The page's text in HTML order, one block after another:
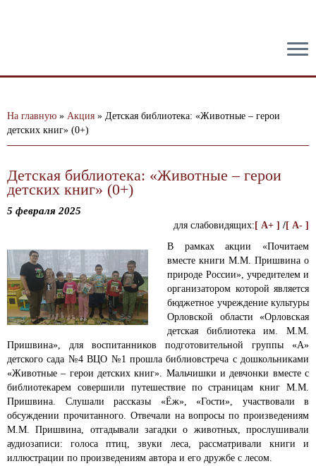
На главную » Акция » Детская библиотека: «Животные – герои
детских книг» (0+)
Детская библиотека: «Животные – герои
детских книг» (0+)
5 февраля 2025
для слабовидящих: [ A+ ] /[ A- ]
В рамках акции «Почитаем
вместе книги М.М. Пришвина о
природе России», учредителем и
организатором которой является
бюджетное учреждение культуры
Орловской области «Орловская
детская библиотека им. М.М.
Пришвина», для воспитанников подготовительной группы «А»
детского сада №4 ВЦО №1 прошла библиовстреча с дошкольниками
«Животные – герои детских книг». Мальчишки и девчонки вместе с
библиотекарем совершили путешествие по страницам книг М.М.
Пришвина. Слушали рассказы «Ёж», «Гости», участвовали в
обсуждении прочитанного. Отвечали на вопросы по произведениям
М.М. Пришвина, отгадывали загадки о животных, прослушивали
аудиозаписи: голоса птиц, звуки леса, рассматривали книги и
иллюстрации по произведениям автора и его дружбе с лесом.